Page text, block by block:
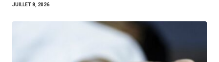
JUILLET 8, 2026